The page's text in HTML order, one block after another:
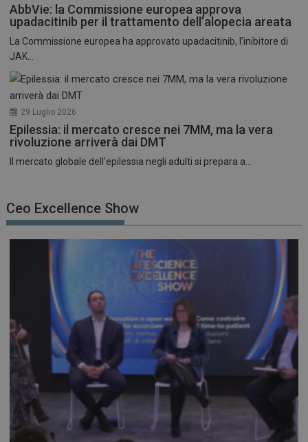
AbbVie: la Commissione europea approva
upadacitinib per il trattamento dell’alopecia areata
La Commissione europea ha approvato upadacitinib, l’inibitore di
JAK...
29 Luglio 2026
Epilessia: il mercato cresce nei 7MM, ma la vera
rivoluzione arriverà dai DMT
Il mercato globale dell’epilessia negli adulti si prepara a...
Ceo Excellence Show